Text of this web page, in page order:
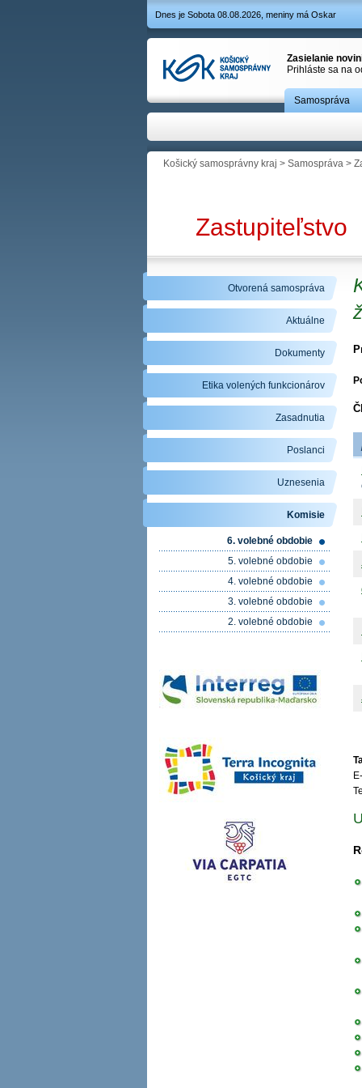
Dnes je Sobota 08.08.2026, meniny má Oskar
Zasielanie
Prihláste sa na
Samospráva
Košický samosprávny kraj > Samospráva >
Zastupiteľstvo
Otvorená samospráva
Aktuálne
Dokumenty
Etika volených funkcionárov
Zasadnutia
Poslanci
Uznesenia
Komisie
6. volebné obdobie
5. volebné obdobie
4. volebné obdobie
3. volebné obdobie
2. volebné obdobie